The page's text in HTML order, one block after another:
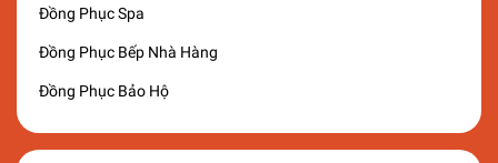
Đồng Phục Spa
Đồng Phục Bếp Nhà Hàng
Đồng Phục Bảo Hộ